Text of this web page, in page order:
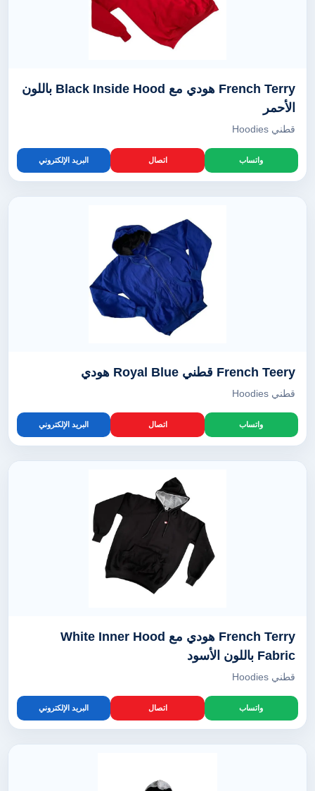
French Terry هودي مع Black Inside Hood باللون
الأحمر
قطني Hoodies
واتساب اتصال البريد الإلكتروني
French Teery قطني Royal Blue هودي
قطني Hoodies
واتساب اتصال البريد الإلكتروني
French Terry هودي مع White Inner Hood
Fabric باللون الأسود
قطني Hoodies
واتساب اتصال البريد الإلكتروني